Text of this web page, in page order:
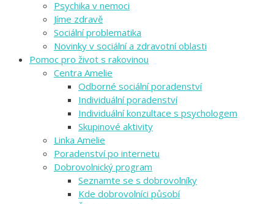
Psychika v nemoci
Jíme zdravě
Sociální problematika
Novinky v sociální a zdravotní oblasti
Pomoc pro život s rakovinou
Centra Amelie
Odborné sociální poradenství
Individuální poradenství
Individuální konzultace s psychologem
Skupinové aktivity
Linka Amelie
Poradenství po internetu
Dobrovolnický program
Seznamte se s dobrovolníky
Kde dobrovolníci působí